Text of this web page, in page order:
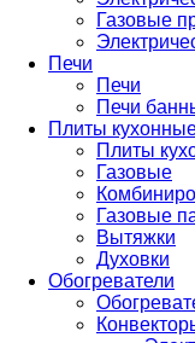
Газовые
Печи
Печи
Печи
Плиты
Плиты
Газовые
Газовые
Вытяжки
Духовки
Обогреватели